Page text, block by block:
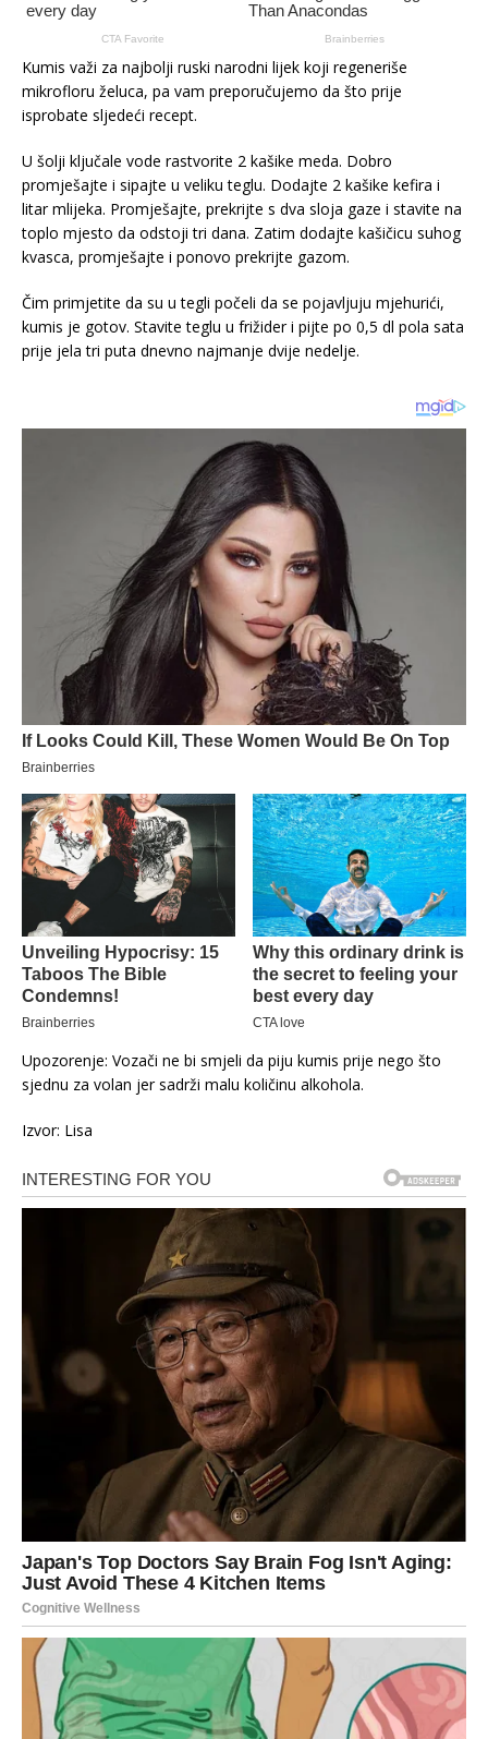
Kumis važi za najbolji ruski narodni lijek koji regeneriše
mikrofloru želuca, pa vam preporučujemo da što prije
isprobate sljedeći recept.
U šolji ključale vode rastvorite 2 kašike meda. Dobro
promješajte i sipajte u veliku teglu. Dodajte 2 kašike kefira i
litar mlijeka. Promješajte, prekrijte s dva sloja gaze i stavite na
toplo mjesto da odstoji tri dana. Zatim dodajte kašičicu suhog
kvasca, promješajte i ponovo prekrijte gazom.
Čim primjetite da su u tegli počeli da se pojavljuju mjehurići,
kumis je gotov. Stavite teglu u frižider i pijte po 0,5 dl pola sata
prije jela tri puta dnevno najmanje dvije nedelje.
Upozorenje: Vozači ne bi smjeli da piju kumis prije nego što
sjednu za volan jer sadrži malu količinu alkohola.
Izvor: Lisa